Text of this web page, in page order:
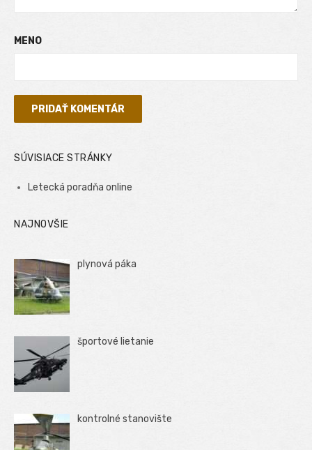
MENO
SÚVISIACE STRÁNKY
Letecká poradňa online
NAJNOVŠIE
plynová páka
športové lietanie
kontrolné stanovište